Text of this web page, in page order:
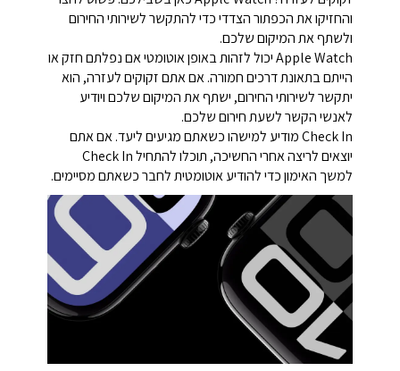
והחזיקו את הכפתור הצדדי כדי להתקשר לשירותי החירום
ולשתף את המיקום שלכם.
Apple Watch יכול לזהות באופן אוטומטי אם נפלתם חזק או
הייתם בתאונת דרכים חמורה. אם אתם זקוקים לעזרה, הוא
יתקשר לשירותי החירום, ישתף את המיקום שלכם ויודיע
לאנשי הקשר לשעת חירום שלכם.
Check In מודיע למישהו כשאתם מגיעים ליעד. אם אתם
יוצאים לריצה אחרי החשיכה, תוכלו להתחיל Check In
למשך האימון כדי להודיע אוטומטית לחבר כשאתם מסיימים.